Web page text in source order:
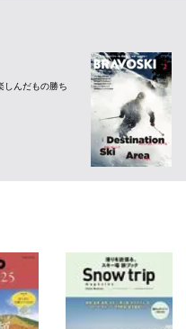
しんだもの勝ち